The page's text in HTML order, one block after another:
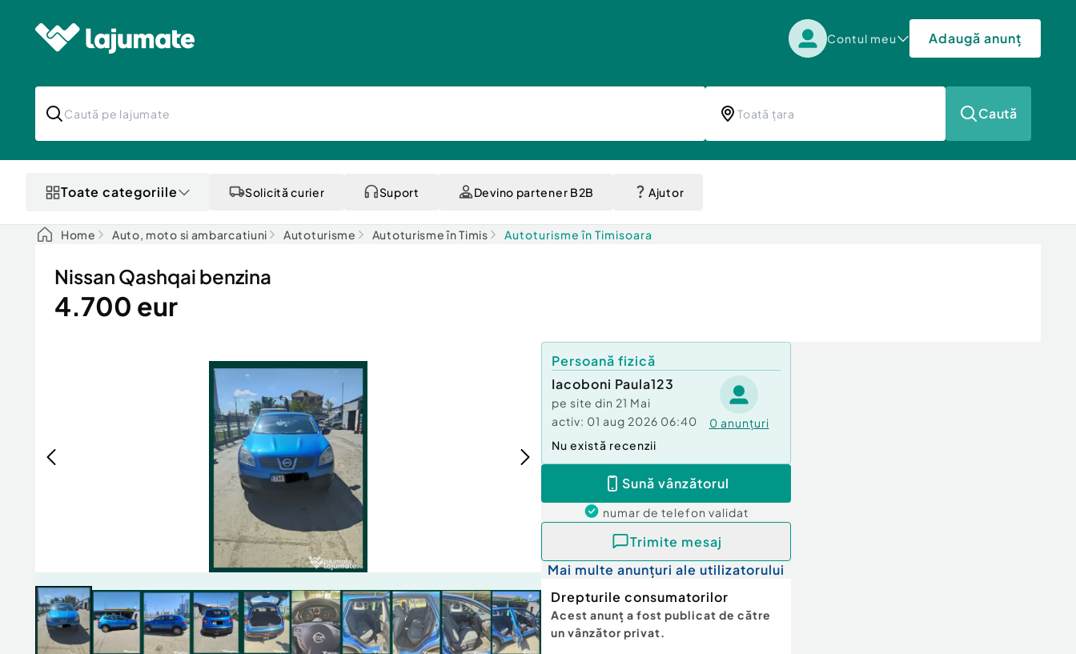
Contul meu Adaugă anunț
Caută
Toate categoriile Solicită curier Suport Devino partener B2B Ajutor
Home Auto, moto si ambarcatiuni Autoturisme Autoturisme în Timis Autoturisme în Timisoara
Nissan Qashqai benzina
4.700 eur
Persoană fizică
Iacoboni Paula123
pe site din 21 Mai
activ: 01 aug 2026 06:40 0 anunțuri
Nu există recenzii
Sună vânzătorul
numar de telefon validat
Trimite mesaj
Mai multe anunțuri ale utilizatorului
Drepturile consumatorilor
Acest anunț a fost publicat de către
un vânzător privat.